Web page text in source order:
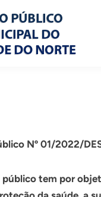
Nº 01/2022/
tem por